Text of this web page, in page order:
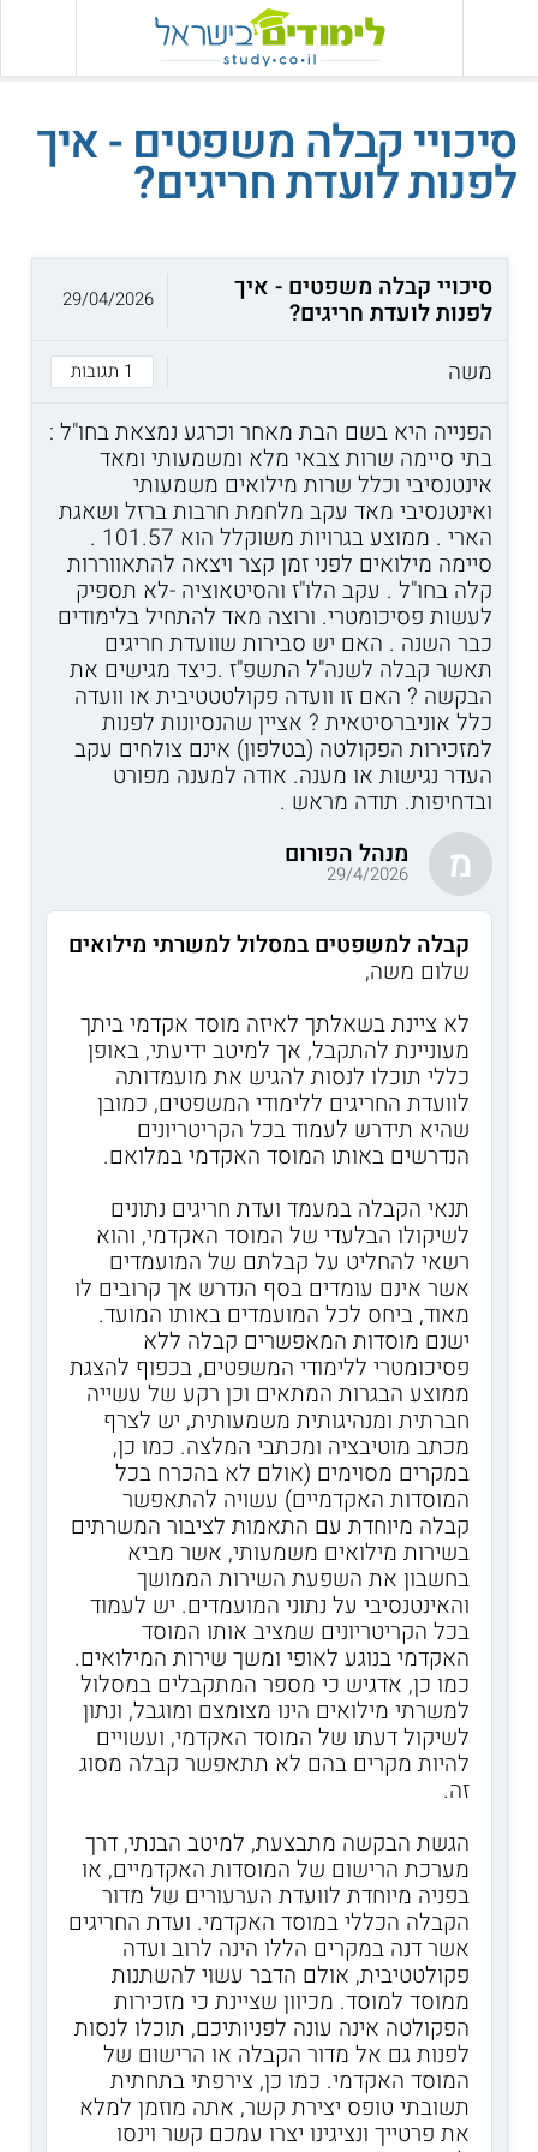
סיכויי קבלה משפטים - איך
לפנות לועדת חריגים?
סיכויי קבלה משפטים - איך
לפנות לועדת חריגים?
משה
1 תגובות
29/04/2026
הפנייה היא בשם הבת מאחר וכרגע נמצאת בחו"ל :
בתי סיימה שרות צבאי מלא ומשמעותי ומאד
אינטנסיבי וכלל שרות מילואים משמעותי
ואינטנסיבי מאד עקב מלחמת חרבות ברזל ושאגת
הארי . ממוצע בגרויות משוקלל הוא 101.57 .
סיימה מילואים לפני זמן קצר ויצאה להתאווררות
קלה בחו"ל . עקב הלו"ז והסיטאוציה -לא תספיק
לעשות פסיכומטרי. ורוצה מאד להתחיל בלימודים
כבר השנה . האם יש סבירות שוועדת חריגים
תאשר קבלה לשנה"ל התשפ"ז .כיצד מגישים את
הבקשה ? האם זו וועדה פקולטטטיבית או וועדה
כלל אוניברסיטאית ? אציין שהנסיונות לפנות
למזכירות הפקולטה (בטלפון) אינם צולחים עקב
העדר נגישות או מענה. אודה למענה מפורט
ובדחיפות. תודה מראש .
מ מנהל הפורום
29/4/2026
קבלה למשפטים במסלול למשרתי מילואים
שלום משה,
לא ציינת בשאלתך לאיזה מוסד אקדמי ביתך
מעוניינת להתקבל, אך למיטב ידיעתי, באופן
כללי תוכלו לנסות להגיש את מועמדותה
לוועדת החריגים ללימודי המשפטים, כמובן
שהיא תידרש לעמוד בכל הקריטריונים
הנדרשים באותו המוסד האקדמי במלואם.
תנאי הקבלה במעמד ועדת חריגים נתונים
לשיקולו הבלעדי של המוסד האקדמי, והוא
רשאי להחליט על קבלתם של המועמדים
אשר אינם עומדים בסף הנדרש אך קרובים לו
מאוד, ביחס לכל המועמדים באותו המועד.
ישנם מוסדות המאפשרים קבלה ללא
פסיכומטרי ללימודי המשפטים, בכפוף להצגת
ממוצע הבגרות המתאים וכן רקע של עשייה
חברתית ומנהיגותית משמעותית, יש לצרף
מכתב מוטיבציה ומכתבי המלצה. כמו כן,
במקרים מסוימים (אולם לא בהכרח בכל
המוסדות האקדמיים) עשויה להתאפשר
קבלה מיוחדת עם התאמות לציבור המשרתים
בשירות מילואים משמעותי, אשר מביא
בחשבון את השפעת השירות הממושך
והאינטנסיבי על נתוני המועמדים. יש לעמוד
בכל הקריטריונים שמציב אותו המוסד
האקדמי בנוגע לאופי ומשך שירות המילואים.
כמו כן, אדגיש כי מספר המתקבלים במסלול
למשרתי מילואים הינו מצומצם ומוגבל, ונתון
לשיקול דעתו של המוסד האקדמי, ועשויים
להיות מקרים בהם לא תתאפשר קבלה מסוג
זה.
הגשת הבקשה מתבצעת, למיטב הבנתי, דרך
מערכת הרישום של המוסדות האקדמיים, או
בפניה מיוחדת לוועדת הערעורים של מדור
הקבלה הכללי במוסד האקדמי. ועדת החריגים
אשר דנה במקרים הללו הינה לרוב ועדה
פקולטטיבית, אולם הדבר עשוי להשתנות
ממוסד למוסד. מכיוון שציינת כי מזכירות
הפקולטה אינה עונה לפניותיכם, תוכלו לנסות
לפנות גם אל מדור הקבלה או הרישום של
המוסד האקדמי. כמו כן, צירפתי בתחתית
תשובתי טופס יצירת קשר, אתה מוזמן למלא
את פרטייך ונציגינו יצרו עמכם קשר וינסו